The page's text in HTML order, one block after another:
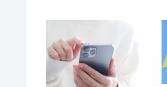
GACKTや小沢仁志に「セ
ドパガキ・Z世代のせいで
6月の消費支出-3.3%で7か